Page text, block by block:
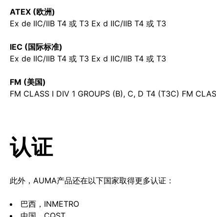
ATEX (欧洲)
Ex de IIC/IIB T4 或 T3 Ex d IIC/IIB T4 或 T3
IEC (国际标准)
Ex de IIC/IIB T4 或 T3 Ex d IIC/IIB T4 或 T3
FM (美国)
FM CLASS I DIV 1 GROUPS (B), C, D T4 (T3C) FM
认证
此外，AUMA产品还在以下国家取得更多认证：
巴西，INMETRO